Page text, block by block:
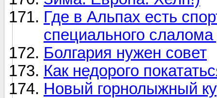
Где в Альпах есть
специального
Болгария нужен совет
Как недорого
Новый горнолыжный